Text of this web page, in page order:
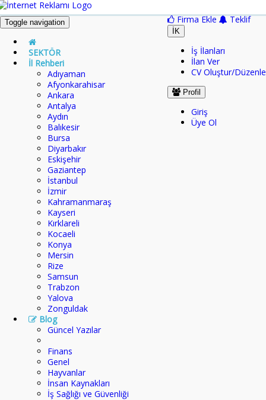
Firma Ekle Teklif
İK
İş İlanları
İlan Ver
CV Oluştur/Düzenle
Profil
Giriş
Üye Ol
Toggle navigation
SEKTÖR
İl Rehberi
Adıyaman
Afyonkarahisar
Ankara
Antalya
Aydın
Balıkesir
Bursa
Diyarbakır
Eskişehir
Gaziantep
İstanbul
İzmir
Kahramanmaraş
Kayseri
Kırklareli
Kocaeli
Konya
Mersin
Rize
Samsun
Trabzon
Yalova
Zonguldak
Blog
Güncel Yazılar
Finans
Genel
Hayvanlar
İnsan Kaynakları
İş Sağlığı ve Güvenliği